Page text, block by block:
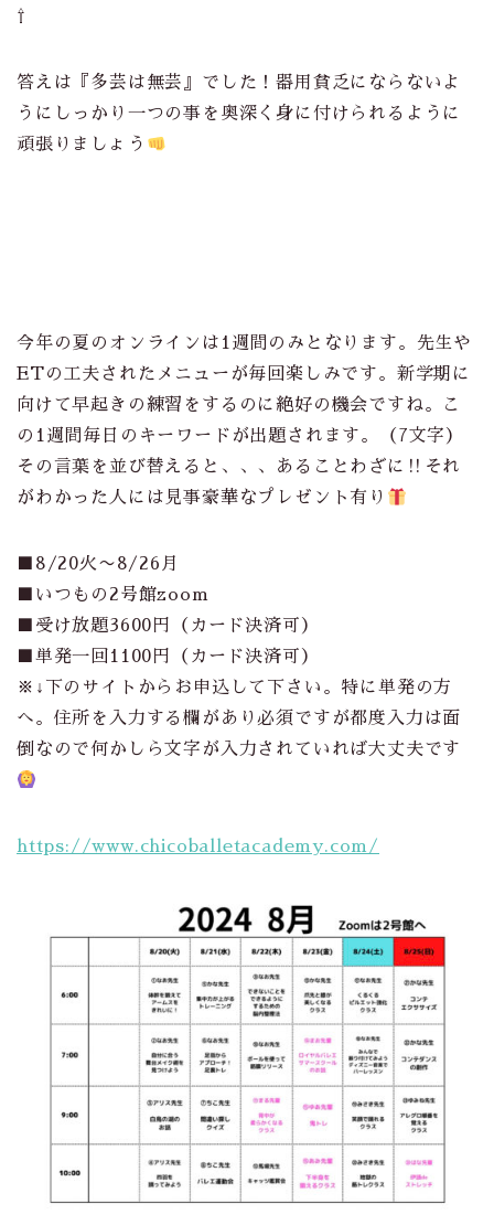
⇧
答えは『多芸は無芸』でした！器用貧乏にならないよ
うにしっかり一つの事を奥深く身に付けられるように
頑張りましょう
今年の夏のオンラインは1週間のみとなります。先生や
ETの工夫されたメニューが毎回楽しみです。新学期に
向けて早起きの練習をするのに絶好の機会ですね。こ
の1週間毎日のキーワードが出題されます。（7文字）
その言葉を並び替えると、、、あることわざに‼︎それ
がわかった人には見事豪華なプレゼント有り
■8/20火〜8/26月
■いつもの2号館zoom
■受け放題3600円（カード決済可）
■単発一回1100円（カード決済可）
※↓下のサイトからお申込して下さい。特に単発の方
へ。住所を入力する欄があり必須ですが都度入力は面
倒なので何かしら文字が入力されていれば大丈夫です
https://www.chicoballetacademy.com/